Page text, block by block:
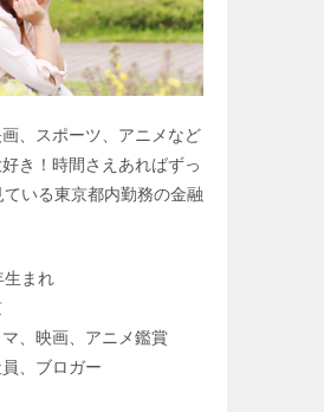
画、スポーツ、アニメなど
き！時間さえあればずっ
ている東京都内勤務の金融
生まれ
、映画、アニメ鑑賞
、ブロガー